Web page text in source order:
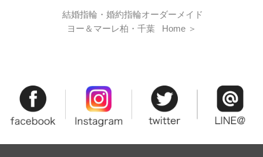
結婚指輪・婚約指輪オーダーメイド
ヨー＆マーレ柏・千葉 Home＞